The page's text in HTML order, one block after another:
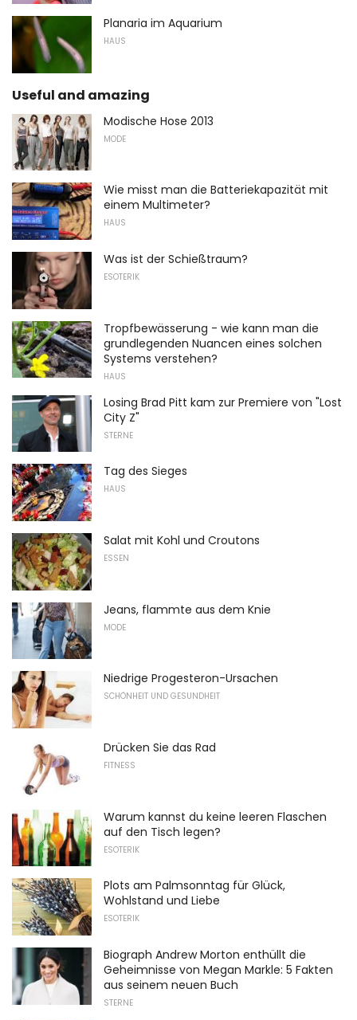
Planaria im Aquarium
HAUS
Useful and amazing
Modische Hose 2013
MODE
Wie misst man die Batteriekapazität mit
einem Multimeter?
HAUS
Was ist der Schießtraum?
ESOTERIK
Tropfbewässerung - wie kann man die
grundlegenden Nuancen eines solchen
Systems verstehen?
HAUS
Losing Brad Pitt kam zur Premiere von "Lost
City Z"
STERNE
Tag des Sieges
HAUS
Salat mit Kohl und Croutons
ESSEN
Jeans, flammte aus dem Knie
MODE
Niedrige Progesteron-Ursachen
SCHÖNHEIT UND GESUNDHEIT
Drücken Sie das Rad
FITNESS
Warum kannst du keine leeren Flaschen
auf den Tisch legen?
ESOTERIK
Plots am Palmsonntag für Glück,
Wohlstand und Liebe
ESOTERIK
Biograph Andrew Morton enthüllt die
Geheimnisse von Megan Markle: 5 Fakten
aus seinem neuen Buch
STERNE